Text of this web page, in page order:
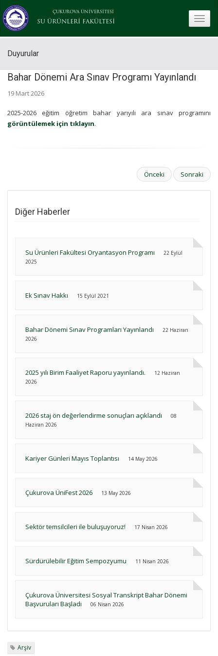
ÇUKUROVA ÜNİVERSİTESİ
SU ÜRÜNLERİ FAKÜLTESİ
Duyurular
Bahar Dönemi Ara Sınav Programı Yayınlandı
19 Mart 2026
2025-2026 eğitim öğretim bahar yarıyılı ara sınav programını
görüntülemek için tıklayın.
Önceki Sonraki
Diğer Haberler
Su Ürünleri Fakültesi Oryantasyon Programı
22 Eylül
2025
Ek Sınav Hakkı 15 Eylül 2021
Bahar Dönemi Sınav Programları Yayınlandı
22 Haziran
2026
2025 yılı Birim Faaliyet Raporu yayınlandı.
12 Haziran
2026
2026 staj ön değerlendirme sonuçları açıklandı
08
Haziran 2026
Kariyer Günleri Mayıs Toplantısı 14 May 2026
Çukurova ÜniFest 2026 13 May 2026
Sektör temsilcileri ile buluşuyoruz! 17 Nisan 2026
Sürdürülebilir Eğitim Sempozyumu 11 Nisan 2026
Çukurova Üniversitesi Sosyal Transkript Bahar Dönemi
Başvuruları Başladı
06 Nisan 2026
Arşiv